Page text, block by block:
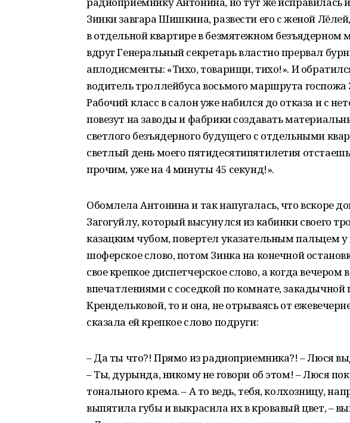
Зинки завгара Шишкина, развести его с женой
в отдельной квартире в безмятежном безъядерном
вдруг Генеральный секретарь властно прервал
аплодисменты: «Тихо, товарищи, тихо!». И
водитель троллейбуса восьмого маршрута госпожа
Рабочий класс в салон уже набился до отказа и с
повезут на заводы и фабрики создавать
светлого безъядерного будущего с отдельными
светлый день моего пятидесятипятилетия
прочим, уже на 4 минуты 45 секунд!».
Обомлела Антонина и так напугалась, что вскоре
Загогуйлу, который высунулся из кабинки своего
казацким чубом, повертел указательным пальцем у
шоферское слово, потом Зинка на конечной
свое крепкое диспетчерское слово, а когда
впечатлениями с соседкой по комнате,
Крендельковой, то и она, не отрываясь от
сказала ей крепкое слово подруги:
– Да ты что?! Прямо из радиоприемника?! – Люся
– Ты, дурында, никому не говори об этом! – Люся
тонального крема. – А то ведь, тебя, колхозницу,
выпятила губы и выкрасила их в кровавый цвет, –